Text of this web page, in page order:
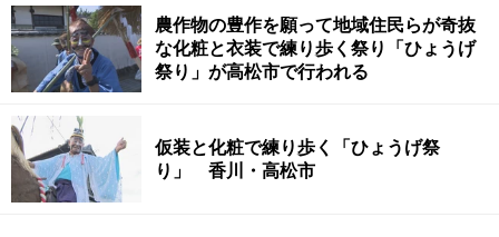
農作物の豊作を願って地域住民らが奇抜
な化粧と衣装で練り歩く祭り「ひょうげ
祭り」が高松市で行われる
仮装と化粧で練り歩く「ひょうげ祭
り」 香川・高松市